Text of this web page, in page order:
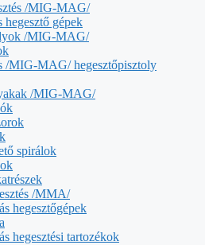
/MIG-MAG/
hegesztő gépek
/MIG-MAG/
/MIG-MAG/ hegesztőpisztoly
/MIG-MAG/
spirálok
/MMA/
hegesztőgépek
hegesztési tartozékok